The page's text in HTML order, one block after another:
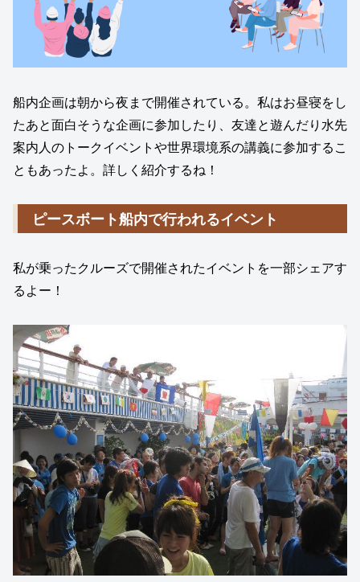
船内企画は朝から夜まで開催されている。私はお昼寝をし
たあと面白そうな企画に参加したり、友達と遊んだり水先
案内人のトークイベントや世界環境系の講義に参加するこ
ともあったよ。詳しく紹介するね！
ピースボート船内で行われるイベント
私が乗ったクルーズで開催されたイベントを一部シェアす
るよー！